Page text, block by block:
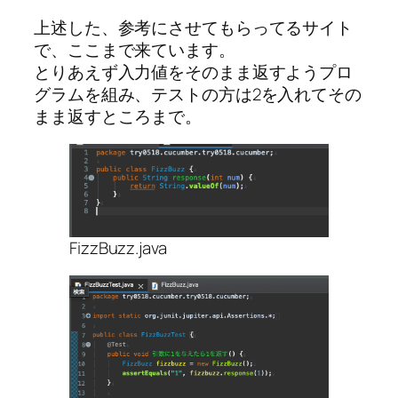
上述した、参考にさせてもらってるサイト
で、ここまで来ています。
とりあえず入力値をそのまま返すようプロ
グラムを組み、テストの方は2を入れてその
まま返すところまで。
FizzBuzz.java